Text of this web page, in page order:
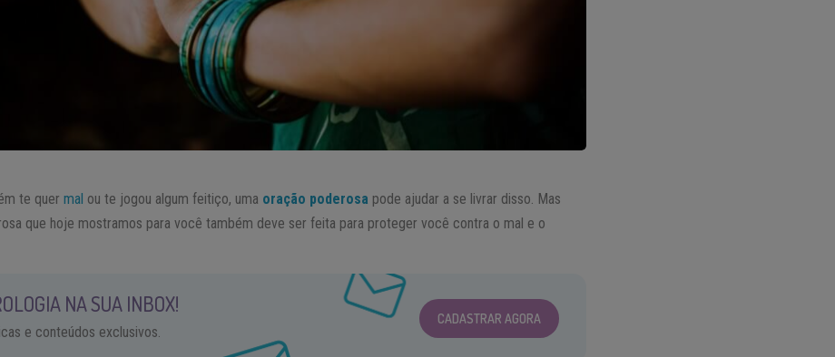
te quermal ou te jogou algum feitiço, uma oração poderosa pode ajudar a se livrar disso. Mas
que hoje mostramos para você também deve ser feita para proteger você contra o mal e o
NA SUA INBOX!
e conteúdos exclusivos.
CADASTRAR AGORA